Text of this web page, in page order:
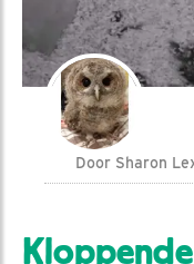
Door Sharon